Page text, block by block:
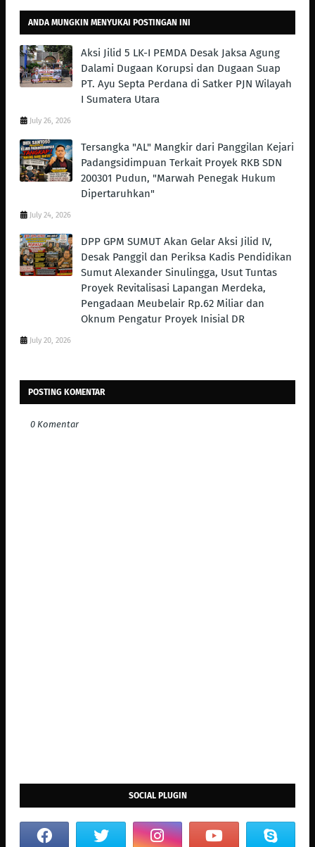
ANDA MUNGKIN MENYUKAI POSTINGAN INI
Aksi Jilid 5 LK-I PEMDA Desak Jaksa Agung
Dalami Dugaan Korupsi dan Dugaan Suap
PT. Ayu Septa Perdana di Satker PJN Wilayah
I Sumatera Utara
July 26, 2026
Tersangka "AL" Mangkir dari Panggilan Kejari
Padangsidimpuan Terkait Proyek RKB SDN
200301 Pudun, "Marwah Penegak Hukum
Dipertaruhkan"
July 24, 2026
DPP GPM SUMUT Akan Gelar Aksi Jilid IV,
Desak Panggil dan Periksa Kadis Pendidikan
Sumut Alexander Sinulingga, Usut Tuntas
Proyek Revitalisasi Lapangan Merdeka,
Pengadaan Meubelair Rp.62 Miliar dan
Oknum Pengatur Proyek Inisial DR
July 20, 2026
POSTING KOMENTAR
0 Komentar
SOCIAL PLUGIN